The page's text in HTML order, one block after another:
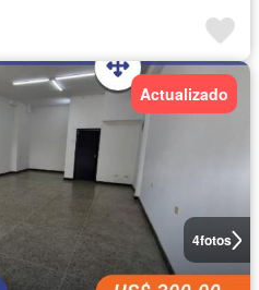
4fotos
Actualizado